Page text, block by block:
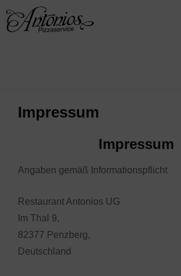
Skip
to
Impressum
Impressum
Angaben gemäß Informationspflicht
Restaurant Antonios UG
Im Thal 9,
82377 Penzberg,
Deutschland